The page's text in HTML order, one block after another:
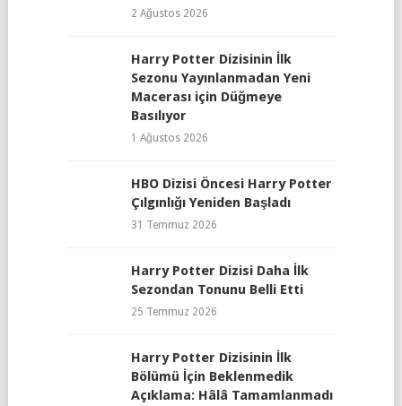
2 Ağustos 2026
Harry Potter Dizisinin İlk
Sezonu Yayınlanmadan Yeni
Macerası için Düğmeye
Basılıyor
1 Ağustos 2026
HBO Dizisi Öncesi Harry Potter
Çılgınlığı Yeniden Başladı
31 Temmuz 2026
Harry Potter Dizisi Daha İlk
Sezondan Tonunu Belli Etti
25 Temmuz 2026
Harry Potter Dizisinin İlk
Bölümü İçin Beklenmedik
Açıklama: Hâlâ Tamamlanmadı